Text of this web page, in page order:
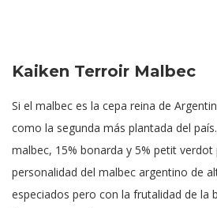
Kaiken Terroir Malbec
Si el malbec es la cepa reina de
como la segunda más plantada del
malbec, 15% bonarda y 5% petit
personalidad del malbec argentino de
especiados pero con la frutalidad de la